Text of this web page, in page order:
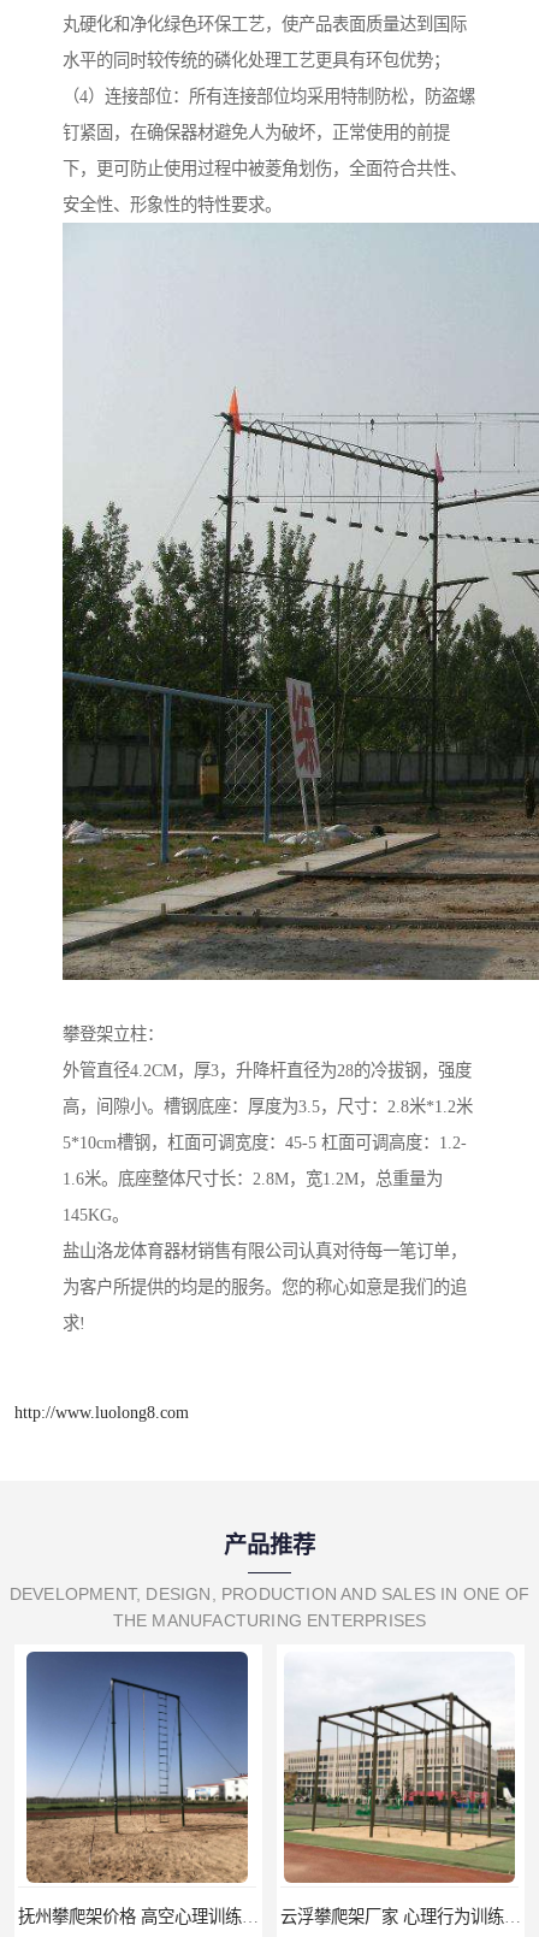
丸硬化和净化绿色环保工艺，使产品表面质量达到国际
水平的同时较传统的磷化处理工艺更具有环包优势；
（4）连接部位：所有连接部位均采用特制防松，防盗螺
钉紧固，在确保器材避免人为破坏，正常使用的前提
下，更可防止使用过程中被菱角划伤，全面符合共性、
安全性、形象性的特性要求。
攀登架立柱：
外管直径4.2CM，厚3，升降杆直径为28的冷拔钢，强度
高，间隙小。槽钢底座：厚度为3.5，尺寸：2.8米*1.2米
5*10cm槽钢，杠面可调宽度：45-5 杠面可调高度：1.2-
1.6米。底座整体尺寸长：2.8M，宽1.2M，总重量为
145KG。
盐山洛龙体育器材销售有限公司认真对待每一笔订单，
为客户所提供的均是的服务。您的称心如意是我们的追
求!
http://www.luolong8.com
产品推荐
DEVELOPMENT, DESIGN, PRODUCTION AND SALES IN ONE OF
THE MANUFACTURING ENTERPRISES